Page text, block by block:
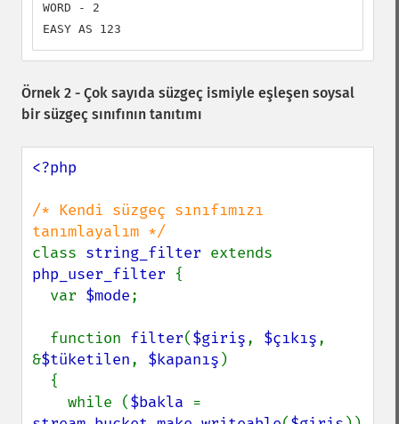
WORD - 2
EASY AS 123
Örnek 2 - Çok sayıda süzgeç ismiyle eşleşen soysal
bir süzgeç sınıfının tanıtımı
<?php
/* Kendi süzgeç sınıfımızı
class string_filter
php_user_filter {
  var
$mode;
  function
filter($giriş, $çıkış,
&$tüketilen, $kapanış )
    while (
$bakla